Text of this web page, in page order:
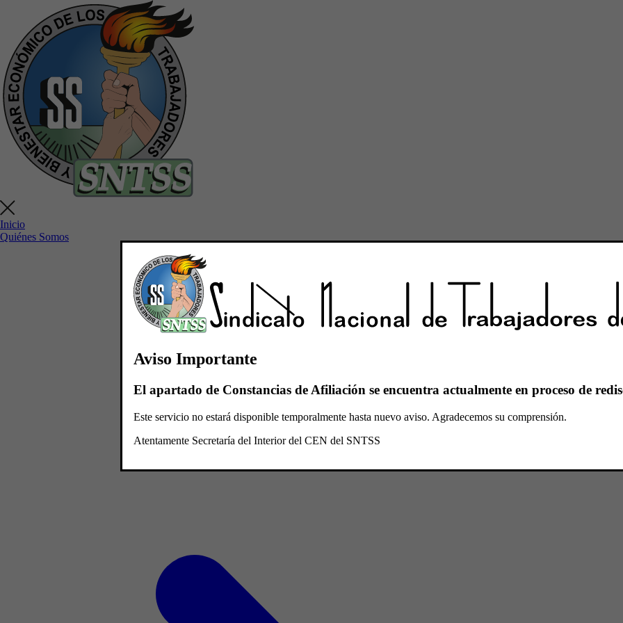
Inicio
Quiénes Somos
Aviso Importante
El apartado de Constancias de Afiliación se encuentra actualmente en proceso de
Este servicio no estará disponible temporalmente hasta nuevo aviso. Agradecemos su comprensión.
Atentamente Secretaría del Interior del CEN del SNTSS